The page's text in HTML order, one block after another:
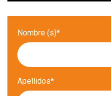
Nombre (s)*
Apellidos*